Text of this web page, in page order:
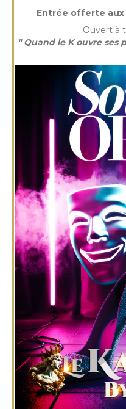
Entrée offerte aux
Ouvert à
" Quand le K ouvre ses